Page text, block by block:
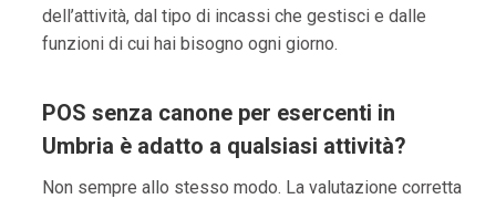
dell’attività, dal tipo di incassi che gestisci e dalle
funzioni di cui hai bisogno ogni giorno.
POS senza canone per esercenti in
Umbria è adatto a qualsiasi attività?
Non sempre allo stesso modo. La valutazione corretta